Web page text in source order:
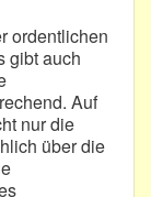
ordentlichen
gibt auch
Auf
nur die
über die